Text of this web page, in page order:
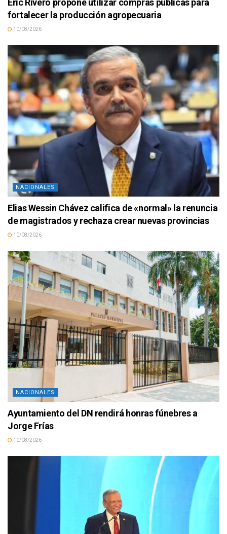
fortalecer la producción agropecuaria
10/08/2026
NACIONALES
Elias Wessin Chávez califica de «normal» la renuncia
de magistrados y rechaza crear nuevas provincias
10/08/2026
NACIONALES
Ayuntamiento del DN rendirá honras fúnebres a
Jorge Frías
10/08/2026